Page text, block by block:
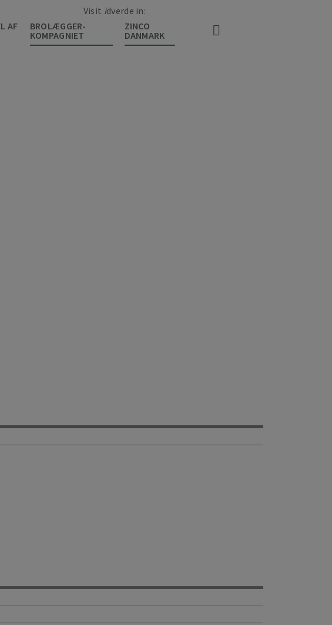
AF
BROLÆGGER-
KOMPAGNIET
ZINCO
DANMARK
Visit idverde in: